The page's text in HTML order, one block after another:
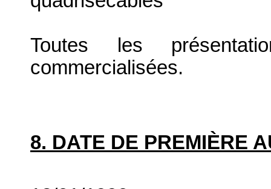
Toutes les
commercialisées.
8. DATE DE PREMIÈRE